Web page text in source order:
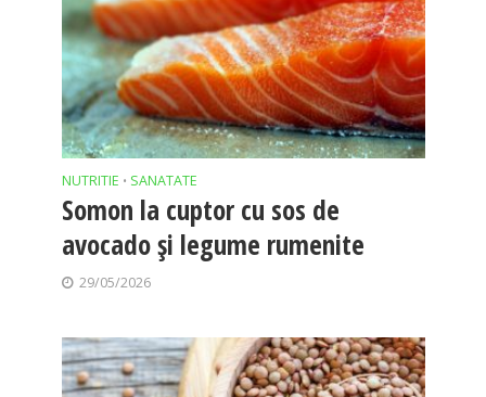
NUTRITIE • SANATATE
Somon la cuptor cu sos de
avocado și legume rumenite
29/05/2026